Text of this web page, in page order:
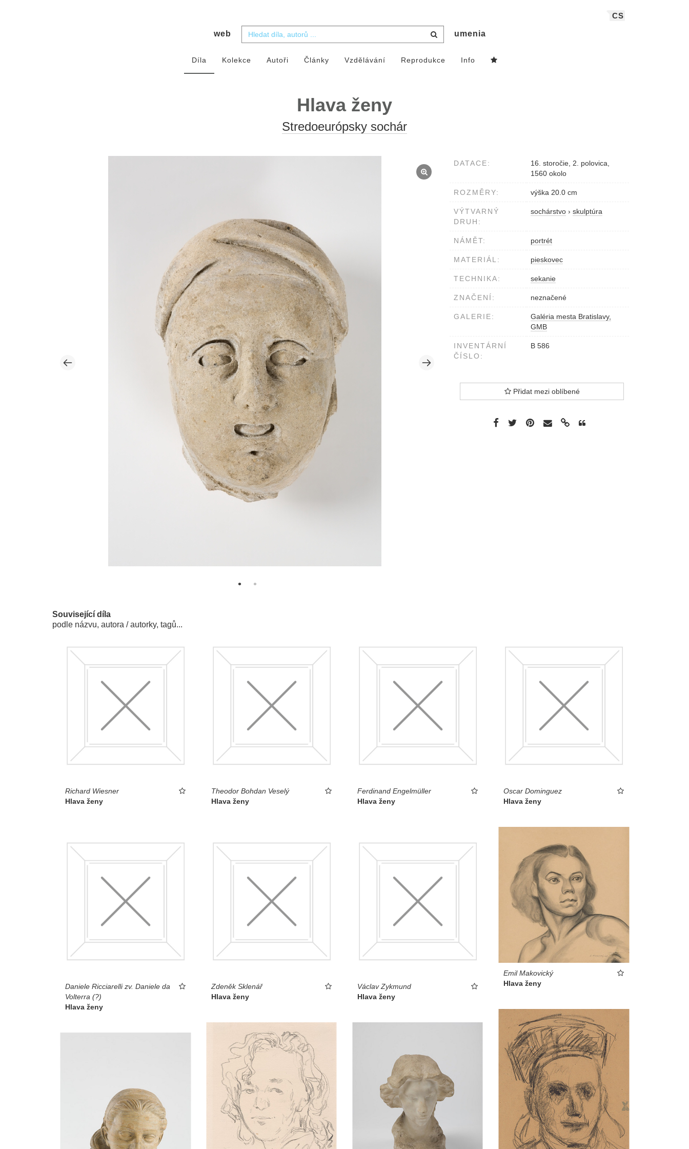
CS
web umenia
Díla Kolekce Autoři Články Vzdělávání Reprodukce Info
Hlava ženy
Stredoeurópsky sochár
DATACE:
16. storočie, 2. polovica,
1560 okolo
ROZMĚRY: výška 20.0 cm
VÝTVARNÝ
DRUH:
sochárstvo › skulptúra
NÁMĚT: portrét
MATERIÁL: pieskovec
TECHNIKA: sekanie
ZNAČENÍ: neznačené
GALERIE:
Galéria mesta Bratislavy,
GMB
INVENTÁRNÍ
ČÍSLO:
B 586
Přidat mezi oblíbené
Související díla
podle názvu, autora / autorky, tagů...
Richard Wiesner
Hlava ženy
Theodor Bohdan Veselý
Hlava ženy
Ferdinand Engelmüller
Hlava ženy
Oscar Dominguez
Hlava ženy
Daniele Ricciarelli zv. Daniele da
Volterra (?)
Hlava ženy
Zdeněk Sklenář
Hlava ženy
Václav Zykmund
Hlava ženy
Emil Makovický
Hlava ženy